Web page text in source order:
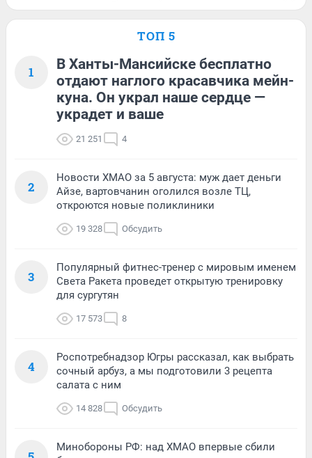
ТОП 5
1
В Ханты-Мансийске бесплатно
отдают наглого красавчика мейн-
куна. Он украл наше сердце —
украдет и ваше
21 251 4
2
Новости ХМАО за 5 августа: муж дает деньги
Айзе, вартовчанин оголился возле ТЦ,
откроются новые поликлиники
19 328 Обсудить
3
Популярный фитнес-тренер с мировым именем
Света Ракета проведет открытую тренировку
для сургутян
17 573 8
4
Роспотребнадзор Югры рассказал, как выбрать
сочный арбуз, а мы подготовили 3 рецепта
салата с ним
14 828 Обсудить
Минобороны РФ: над ХМАО впервые сбили